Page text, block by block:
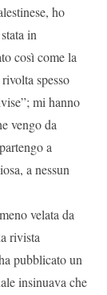
ho
in
così come la
spesso
mi hanno
vengo da
a
a nessun
velata da
rivista
pubblicato un
insinuava che